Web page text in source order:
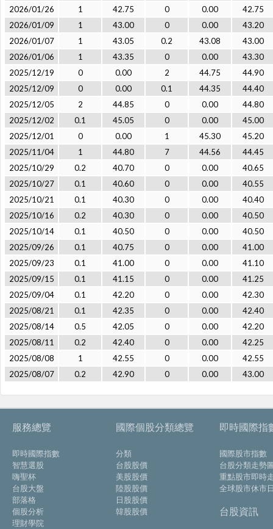
2026/01/26
1 42.75 0 0.00
42.75
2026/01/09
1 43.00 0 0.00
43.20
2026/01/07
1 43.05 0.2 43.08
43.00
2026/01/06
1 43.35 0 0.00
43.30
2025/12/19
0 0.00 2 44.75
44.90
2025/12/09
0 0.00 0.1 44.35
44.40
2025/12/05
2 44.85 0 0.00
44.80
2025/12/02
0.1 45.05 0 0.00
45.00
2025/12/01
0 0.00 1 45.30
45.20
2025/11/04
1 44.80 7 44.56
44.45
2025/10/29
0.2 40.70 0 0.00
40.65
2025/10/27
0.1 40.60 0 0.00
40.55
2025/10/21
0.1 40.30 0 0.00
40.40
2025/10/16
0.2 40.30 0 0.00
40.50
2025/10/14
0.1 40.50 0 0.00
40.50
2025/09/26
0.1 40.75 0 0.00
41.00
2025/09/23
0.1 41.00 0 0.00
41.10
2025/09/15
0.1 41.15 0 0.00
41.25
2025/09/04
0.1 42.20 0 0.00
42.30
2025/08/21
0.1 42.35 0 0.00
42.40
2025/08/14
0.5 42.05 0 0.00
42.20
2025/08/11
0.2 42.40 0 0.00
42.25
2025/08/08
1 42.55 0 0.00
42.55
2025/08/07
0.2 42.90 0 0.00 43.00
服務總覽
即時國際指數
智慧選股
嗨聖杯
台股大盤
部落格
個股分析
理財學院
國際個股分類總覽
分類
台股股價
美股股價
陸股股價
日股股價
韓股股價
即時國際指
國際股市指數
台股分類走勢
重點股市即時
全球股市休市
台股資訊